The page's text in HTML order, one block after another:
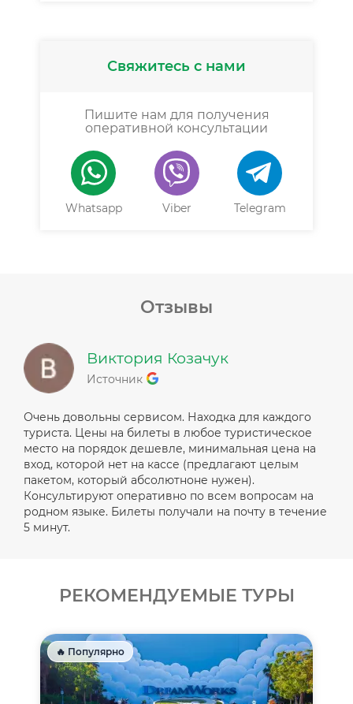
Свяжитесь с нами
Пишите нам для получения
оперативной консультации
Whatsapp Viber Telegram
Отзывы
Виктория Козачук
Источник
Очень довольны сервисом. Находка для каждого
туриста. Цены на билеты в любое туристическое
место на порядок дешевле, минимальная цена на
вход, которой нет на кассе (предлагают целым
пакетом, который абсолютноне нужен).
Консультируют оперативно по всем вопросам на
родном языке. Билеты получали на почту в течение
5 минут.
РЕКОМЕНДУЕМЫЕ ТУРЫ
🔥 Популярно